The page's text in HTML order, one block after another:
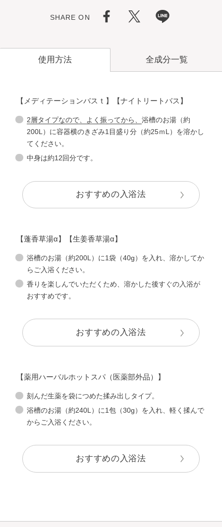
SHARE ON
使用方法
【メディテーションバスｔ】【ナイトリートバス】
2層タイプなので、よく振ってから、浴槽のお湯（約
200L）に容器横のきざみ1目盛り分（約25ｍL）を溶かし
てください。
中身は約12回分です。
おすすめの入浴法
【蓬香草湯α】【生姜香草湯α】
浴槽のお湯（約200L）に1袋（40g）を入れ、溶かしてか
らご入浴ください。
香りを楽しんでいただくため、溶かした後すぐの入浴が
おすすめです。
おすすめの入浴法
【薬用ハーバルホットスパ（医薬部外品）】
刻んだ生薬を袋につめた揉み出しタイプ。
浴槽のお湯（約240L）に1包（30g）を入れ、軽く揉んで
からご入浴ください。
おすすめの入浴法
全成分一覧